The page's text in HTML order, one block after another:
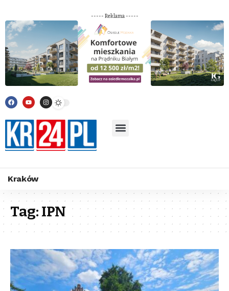
----- Reklama -----
Kraków
Tag:IPN